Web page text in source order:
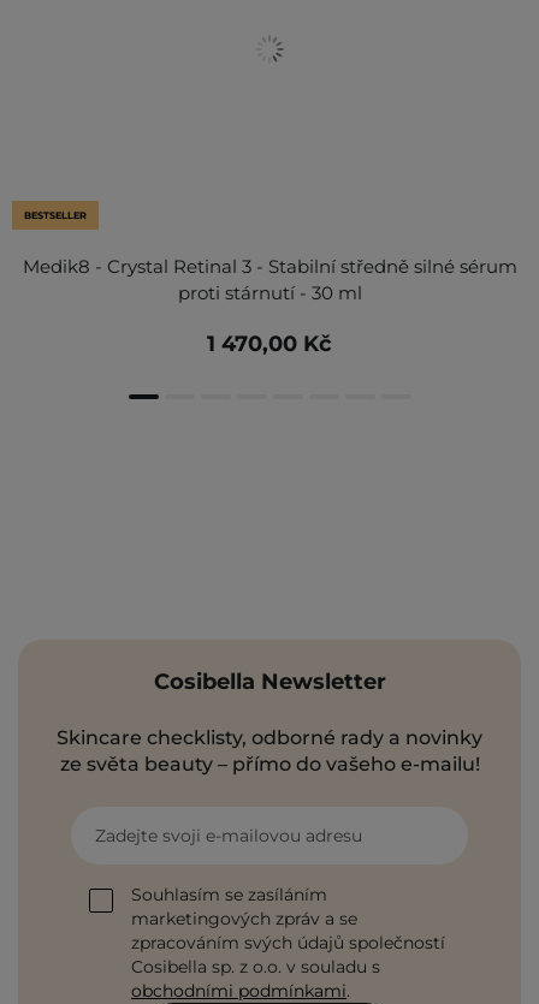
BESTSELLER
Medik8 - Crystal Retinal 3 - Stabilní středně silné sérum
proti stárnutí - 30 ml
1 470,00 Kč
Cosibella Newsletter
Skincare checklisty, odborné rady a novinky
ze světa beauty – přímo do vašeho e-mailu!
Zadejte svoji e-mailovou adresu
Souhlasím se zasíláním
marketingových zpráv a se
zpracováním svých údajů společností
Cosibella sp. z o.o. v souladu s
obchodními podmínkami.